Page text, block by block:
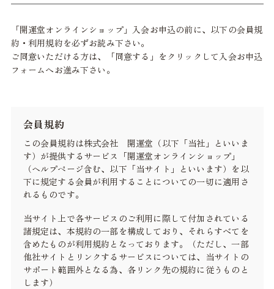
「開運堂オンラインショップ」入会お申込の前に、以下の会員規
約・利用規約を必ずお読み下さい。
ご同意いただける方は、「同意する」をクリックして入会お申込
フォームへお進み下さい。
会員規約
この会員規約は株式会社 開運堂（以下「当社」といいま
す）が提供するサービス「開運堂オンラインショップ」
（ヘルプページ含む、以下「当サイト」といいます）を以
下に規定する会員が利用することについての一切に適用さ
れるものです。
当サイト上で各サービスのご利用に際して付加されている
諸規定は、本規約の一部を構成しており、それらすべてを
含めたものが利用規約となっております。（ただし、一部
他社サイトとリンクするサービスについては、当サイトの
サポート範囲外となる為、各リンク先の規約に従うものと
します）